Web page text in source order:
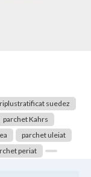
suedez
parchet Kahrs
parchet uleiat
periat